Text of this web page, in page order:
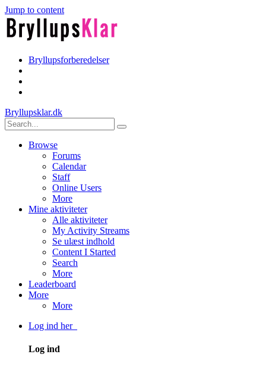
Jump to content
Bryllupsforberedelser
Bryllupsklar.dk
Browse
Forums
Calendar
Staff
Online Users
More
Mine aktiviteter
Alle aktiviteter
My Activity Streams
Se ulæst indhold
Content I Started
Search
More
Leaderboard
More
More
Log ind her
Log ind